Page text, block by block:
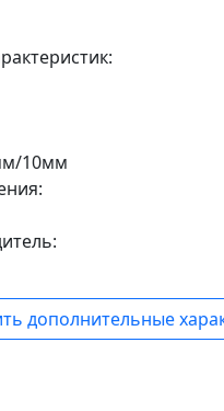
10мм
дополнительные